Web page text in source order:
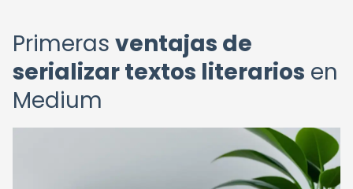
Primeras ventajas de
serializar textos literarios en
Medium